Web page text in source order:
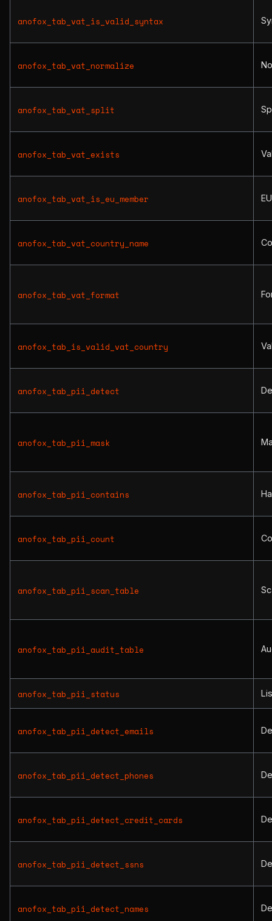
anofox_tab_vat_is_valid_syntax
anofox_tab_vat_normalize
anofox_tab_vat_split
anofox_tab_vat_exists
anofox_tab_vat_is_eu_member
anofox_tab_vat_country_name
anofox_tab_vat_format
anofox_tab_is_valid_vat_country
anofox_tab_pii_detect
anofox_tab_pii_mask
anofox_tab_pii_contains
anofox_tab_pii_count
anofox_tab_pii_scan_table
anofox_tab_pii_audit_table
anofox_tab_pii_status
anofox_tab_pii_detect_emails
anofox_tab_pii_detect_phones
anofox_tab_pii_detect_credit_cards
anofox_tab_pii_detect_ssns
anofox_tab_pii_detect_names